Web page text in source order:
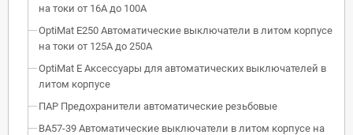
на токи от 16А до 100А
OptiMat E250 Автоматические выключатели в литом корпусе
на токи от 125А до 250А
OptiMat E Аксессуары для автоматических выключателей в
литом корпусе
ПАР Предохранители автоматические резьбовые
ВА57-39 Автоматические выключатели в литом корпусе на